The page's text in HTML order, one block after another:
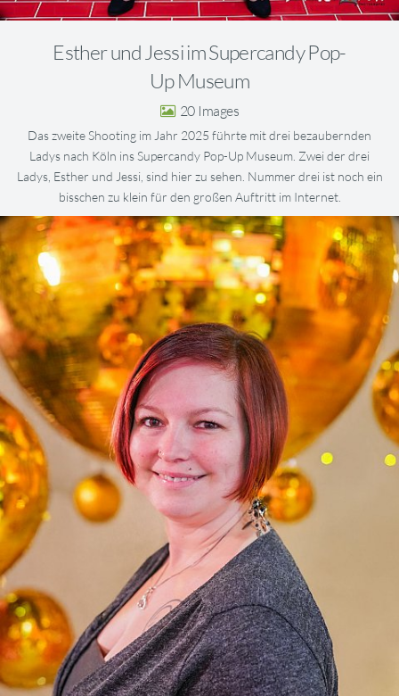
Esther und Jessi im Supercandy Pop-
Up Museum
20
Das zweite Shooting im Jahr 2025 führte mit drei bezaubernden
Ladys nach Köln ins Supercandy Pop-Up Museum. Zwei der drei
Ladys, Esther und Jessi, sind hier zu sehen. Nummer drei ist noch ein
bisschen zu klein für den großen Auftritt im Internet.